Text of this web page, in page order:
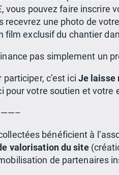
vous pouvez faire inscrire
recevrez une photo de
film exclusif du chantier
pas simplement un
participer, c’est ici Je laisse
pour votre soutien et votre
bénéficient à
valorisation du site
de partenaires